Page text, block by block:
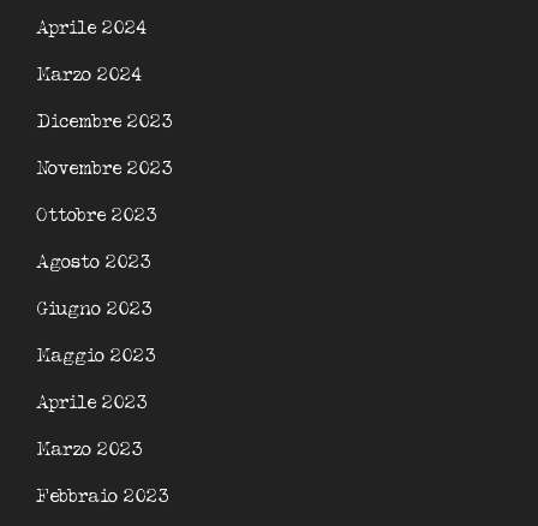
Aprile 2024
Marzo 2024
Dicembre 2023
Novembre 2023
Ottobre 2023
Agosto 2023
Giugno 2023
Maggio 2023
Aprile 2023
Marzo 2023
Febbraio 2023